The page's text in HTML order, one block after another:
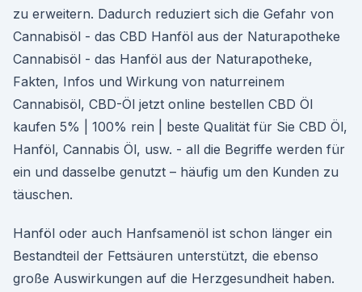
zu erweitern. Dadurch reduziert sich die Gefahr von
Cannabisöl - das CBD Hanföl aus der Naturapotheke
Cannabisöl - das Hanföl aus der Naturapotheke,
Fakten, Infos und Wirkung von naturreinem
Cannabisöl, CBD-Öl jetzt online bestellen CBD Öl
kaufen 5% | 100% rein | beste Qualität für Sie CBD Öl,
Hanföl, Cannabis Öl, usw. - all die Begriffe werden für
ein und dasselbe genutzt – häufig um den Kunden zu
täuschen.
Hanföl oder auch Hanfsamenöl ist schon länger ein
Bestandteil der Fettsäuren unterstützt, die ebenso
große Auswirkungen auf die Herzgesundheit haben.